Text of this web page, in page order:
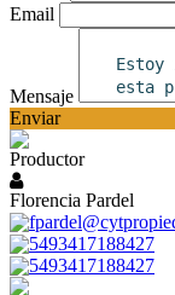
Email
Mensaje
Enviar
Productor
Florencia Pardel
5493417188427
5493417188427